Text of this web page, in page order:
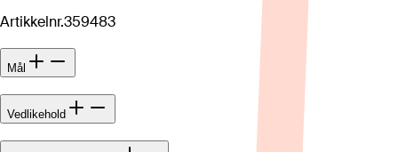
Artikkelnr.359483
Mål
Vedlikehold